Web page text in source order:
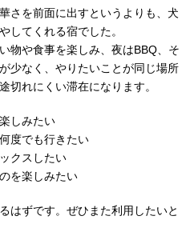
さを前面に出すというよりも、犬
してくれる宿でした。
物や食事を楽しみ、夜はBBQ、そ
少なく、やりたいことが同じ場所
切れにくい滞在になります。
しみたい
度でも行きたい
クスしたい
を楽しみたい
はずです。ぜひまた利用したいと